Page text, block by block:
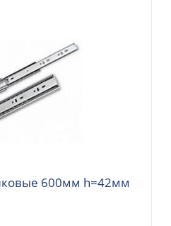
600мм h=42мм